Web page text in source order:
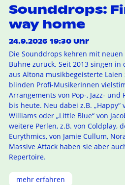
Sounddrops:
way home
24.9.2026 19:30 Uhr
Die Sounddrops kehren mit
Bühne zurück. Seit 2013 singen in
aus Altona musikbegeisterte
blinden Profi-MusikerInnen
Arrangements von Pop-, Jazz- und
bis heute. Neu dabei z.B. „Happy“
Williams oder „Little Blue“ von
weitere Perlen, z.B. von Coldplay,
Eurythmics, von Jamie Cullum,
Massive Attack haben sie aber
Repertoire.
mehr erfahren